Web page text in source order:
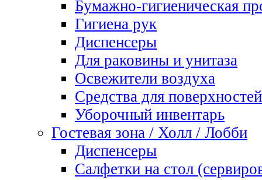
Бумажно-гигиеническая
Гигиена рук
Диспенсеры
Для раковины и унитаза
Освежители воздуха
Средства для поверхностей
Уборочный инвентарь
Гостевая зона / Холл / Лобби
Диспенсеры
Салфетки на стол